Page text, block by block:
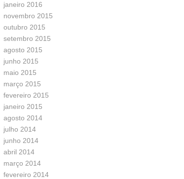
janeiro 2016
novembro 2015
outubro 2015
setembro 2015
agosto 2015
junho 2015
maio 2015
março 2015
fevereiro 2015
janeiro 2015
agosto 2014
julho 2014
junho 2014
abril 2014
março 2014
fevereiro 2014